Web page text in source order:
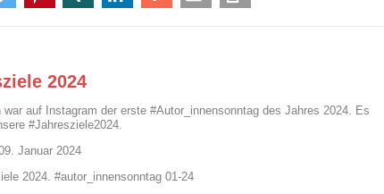
2024
war auf Instagram der erste #Autor_innensonntag des Jahres 2024. Es
#Jahresziele2024.
Januar 2024